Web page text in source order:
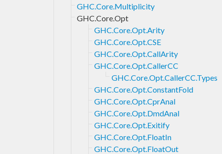
GHC.Core.Multiplicity
GHC.Core.Opt
GHC.Core.Opt.Arity
GHC.Core.Opt.CSE
GHC.Core.Opt.CallArity
GHC.Core.Opt.CallerCC
GHC.Core.Opt.CallerCC.Types
GHC.Core.Opt.ConstantFold
GHC.Core.Opt.CprAnal
GHC.Core.Opt.DmdAnal
GHC.Core.Opt.Exitify
GHC.Core.Opt.FloatIn
GHC.Core.Opt.FloatOut